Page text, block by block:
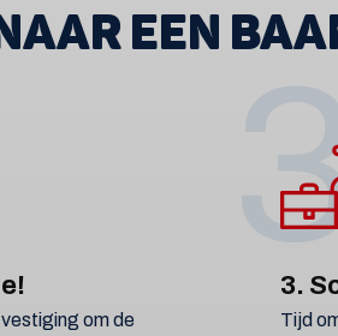
EEN
om de
3.
Tijd